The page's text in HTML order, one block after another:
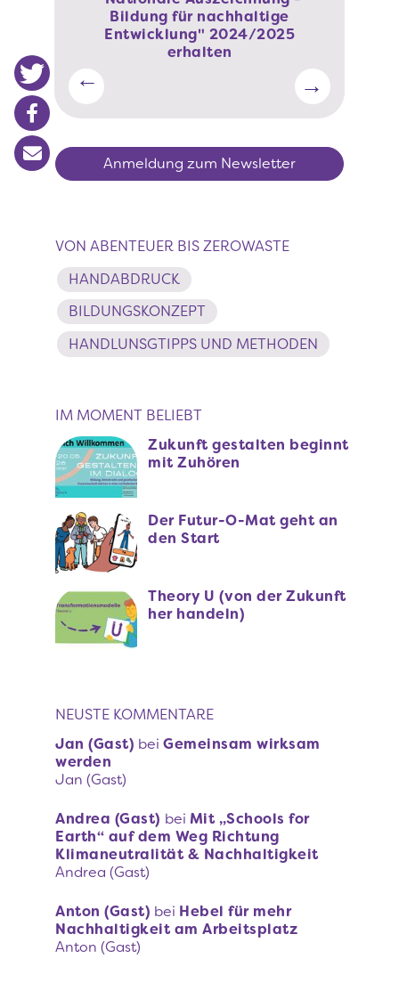
Bildung für nachhaltige
Entwicklung" 2024/2025
erhalten
Anmeldung zum Newsletter
VON ABENTEUER BIS ZEROWASTE
HANDABDRUCK
BILDUNGSKONZEPT
HANDLUNSGTIPPS UND METHODEN
IM MOMENT BELIEBT
Zukunft gestalten beginnt
mit Zuhören
Der Futur-O-Mat geht an
den Start
Theory U (von der Zukunft
her handeln)
NEUSTE KOMMENTARE
Jan (Gast) bei Gemeinsam wirksam
werden
Jan (Gast)
Andrea (Gast) bei Mit „Schools for
Earth“ auf dem Weg Richtung
Klimaneutralität & Nachhaltigkeit
Andrea (Gast)
Anton (Gast) bei Hebel für mehr
Nachhaltigkeit am Arbeitsplatz
Anton (Gast)